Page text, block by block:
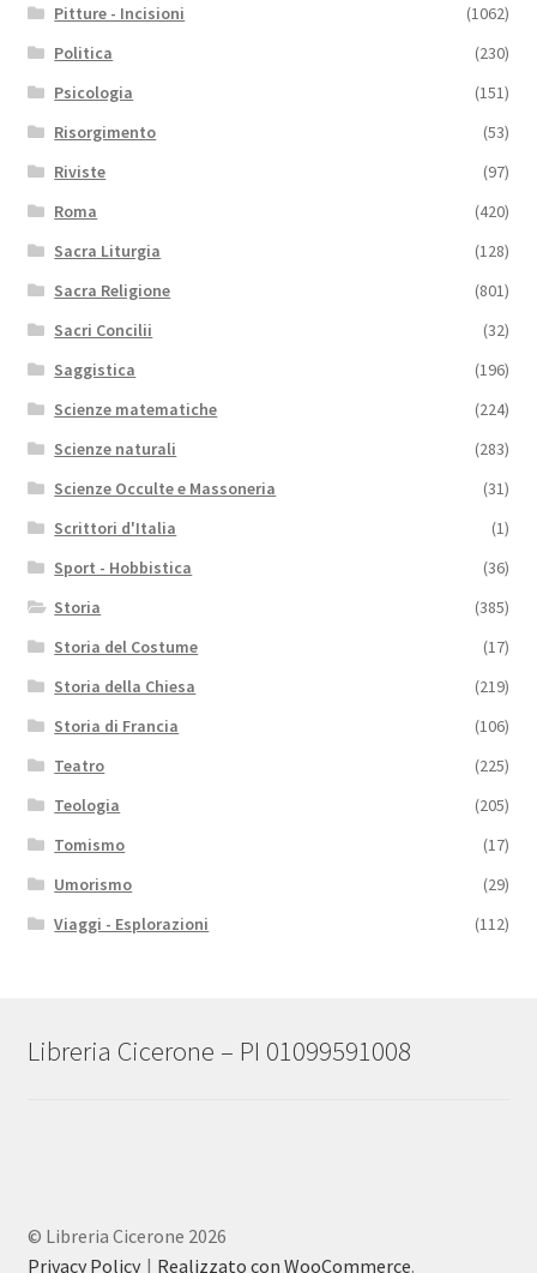
Pitture - Incisioni
(1062)
Politica
(230)
Psicologia
(151)
Risorgimento
(53)
Riviste
(97)
Roma
(420)
Sacra Liturgia
(128)
Sacra Religione
(801)
Sacri Concilii
(32)
Saggistica
(196)
Scienze matematiche
(224)
Scienze naturali
(283)
Scienze Occulte e Massoneria
(31)
Scrittori d'Italia
(1)
Sport - Hobbistica
(36)
Storia
(385)
Storia del Costume
(17)
Storia della Chiesa
(219)
Storia di Francia
(106)
Teatro
(225)
Teologia
(205)
Tomismo
(17)
Umorismo
(29)
Viaggi - Esplorazioni
(112)
Libreria Cicerone – PI 01099591008
© Libreria Cicerone 2026
Privacy Policy
Realizzato con WooCommerce.